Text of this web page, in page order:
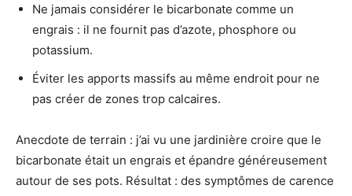
Ne jamais considérer le bicarbonate comme un
engrais : il ne fournit pas d’azote, phosphore ou
potassium.
Éviter les apports massifs au même endroit pour ne
pas créer de zones trop calcaires.
Anecdote de terrain : j’ai vu une jardinière croire que le
bicarbonate était un engrais et épandre généreusement
autour de ses pots. Résultat : des symptômes de carence